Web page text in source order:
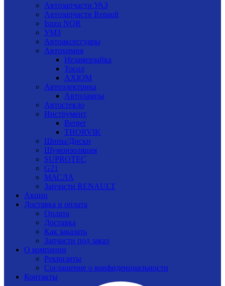
Автозапчасти УАЗ
Автозапчасти Renault
Isuzu NQR
УМЗ
Автоаксессуары
Автохимия
Незамерзайка
Тосол
AXIOM
Автоэлектрика
Автолампы
Автостекло
Инструмент
Berger
THORVIK
Шины/Диски
Шумоизоляция
SUPROTEC
G21
МАСЛА
Запчасти RENAULT
Акции
Доставка и оплата
Оплата
Доставка
Как заказать
Запчасти под заказ
О компании
Реквизиты
Соглашение о конфиденциальности
Контакты